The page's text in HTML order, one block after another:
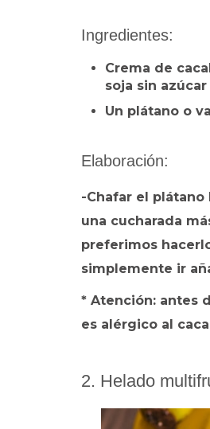
Ingredientes:
Crema de
soja sin azúcar
Un plátano o
Elaboración:
-Chafar el
una cucharada
preferimos
simplemente ir
* Atención: antes
es alérgico al
2. Helado